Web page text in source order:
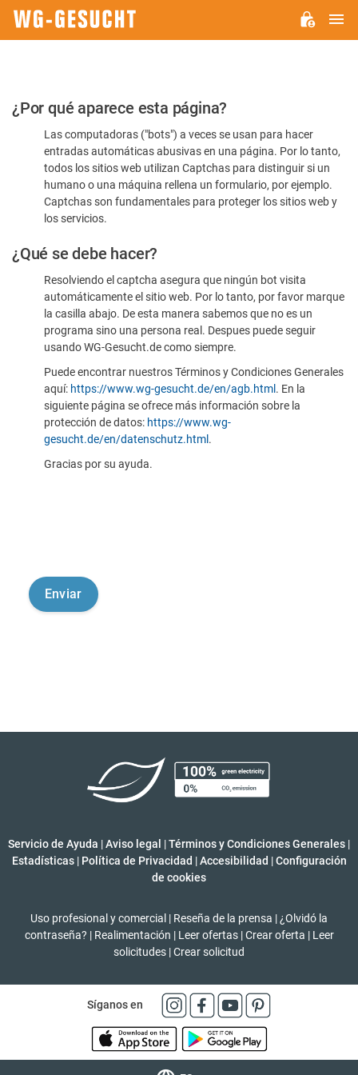
Por
favor,
confirme
humano
¿Por qué aparece esta página?
Las computadoras ("bots") a veces se usan para hacer
entradas automáticas abusivas en una página. Por lo tanto,
todos los sitios web utilizan Captchas para distinguir si un
humano o una máquina rellena un formulario, por ejemplo.
Captchas son fundamentales para proteger los sitios web y
los servicios.
¿Qué se debe hacer?
Resolviendo el captcha asegura que ningún bot visita
automáticamente el sitio web. Por lo tanto, por favor marque
la casilla abajo. De esta manera sabemos que no es un
programa sino una persona real. Despues puede seguir
usando WG-Gesucht.de como siempre.
Puede encontrar nuestros Términos y Condiciones Generales
aquí: https://www.wg-gesucht.de/en/agb.html . En la
siguiente página se ofrece más información sobre la
protección de datos: https://www.wg-
gesucht.de/en/datenschutz.html .
Gracias por su ayuda.
Servicio de Ayuda |Aviso legal |Términos y Condiciones Generales |
Estadísticas | Política de Privacidad | Accesibilidad | Configuración
de cookies
Uso profesional y comercial | Reseña de la prensa | ¿Olvidó la
contraseña? | Realimentación | Leer ofertas | Crear oferta | Leer
solicitudes |Crear solicitud
Síganos en